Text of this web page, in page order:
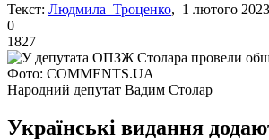
Текст: Людмила Троценко, 1 лютого
0
1827
Фото: COMMENTS.UA
Народний депутат Вадим Столар
Українські видання